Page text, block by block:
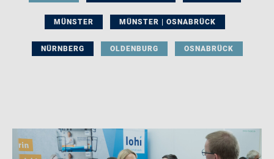
MÜNSTER MÜNSTER | OSNABRÜCK
NÜRNBERG OLDENBURG OSNABRÜCK